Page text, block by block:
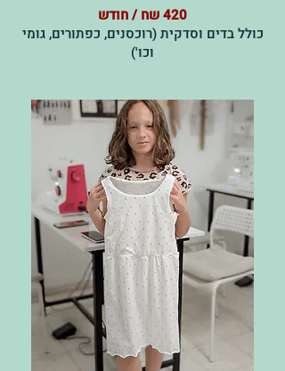
420 שח / חודש
כולל בדים וסדקית (רוכסנים, כפתורים, גומי
וכו')